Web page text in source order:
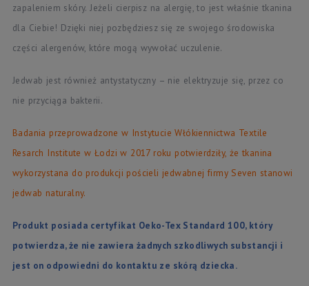
zapaleniem skóry. Jeżeli cierpisz na alergię, to jest właśnie tkanina
dla Ciebie! Dzięki niej pozbędziesz się ze swojego środowiska
części alergenów, które mogą wywołać uczulenie.
Jedwab jest również antystatyczny – nie elektryzuje się, przez co
nie przyciąga bakterii.
Badania przeprowadzone w Instytucie Włókiennictwa Textile
Resarch Institute w Łodzi w 2017 roku potwierdziły, że tkanina
wykorzystana do produkcji pościeli jedwabnej firmy Seven stanowi
jedwab naturalny.
Produkt posiada certyfikat Oeko-Tex Standard 100, który
potwierdza, że nie zawiera żadnych szkodliwych substancji i
jest on odpowiedni do kontaktu ze skórą dziecka.